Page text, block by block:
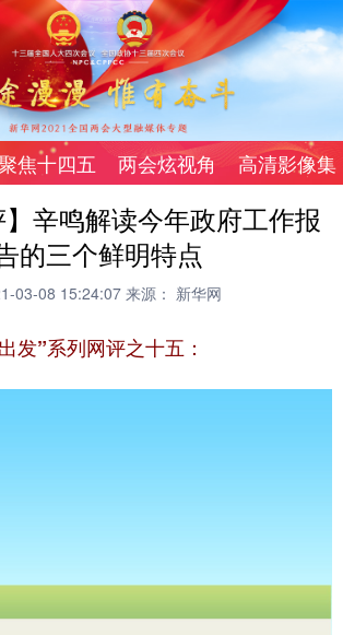
焦十四五 两会炫视角 高清影像集
】辛鸣解读今年政府工作报
的三个鲜明特点
03-08 15:24:07 来源： 新华网
发”系列网评之十五：